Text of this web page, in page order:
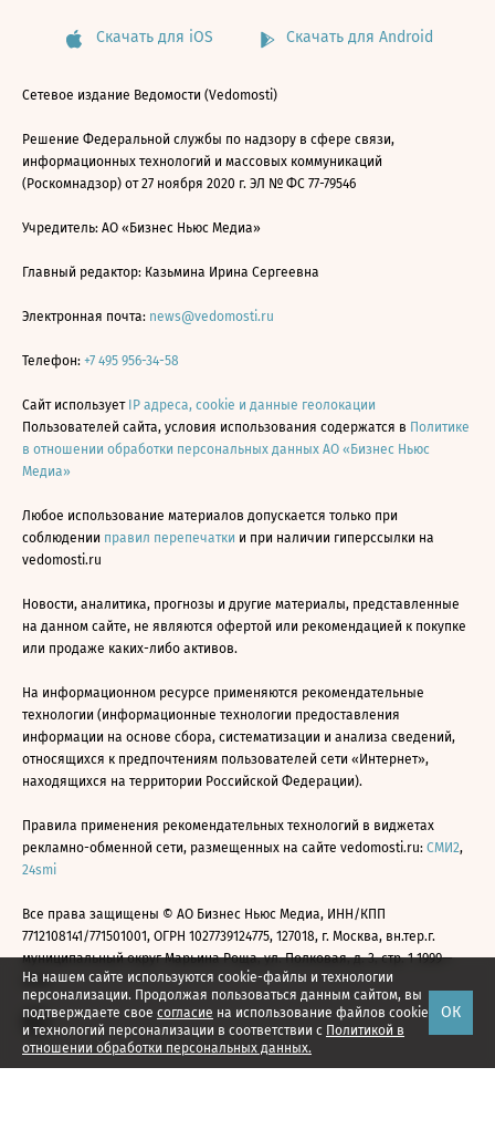
На нашем сайте используются cookie-файлы и технологии
персонализации. Продолжая пользоваться данным сайтом, вы
подтверждаете свое согласие на использование файлов cookie
и технологий персонализации в соответствии с Политикой в
отношении обработки персональных данных.
ОК
Скачать для iOS Скачать для Android
Сетевое издание Ведомости (Vedomosti)
Решение Федеральной службы по надзору в сфере связи,
информационных технологий и массовых коммуникаций
(Роскомнадзор) от 27 ноября 2020 г. ЭЛ № ФС 77-79546
Учредитель: АО «Бизнес Ньюс Медиа»
Главный редактор: Казьмина Ирина Сергеевна
Электронная почта: news@vedomosti.ru
Телефон: +7 495 956-34-58
Сайт использует IP адреса, cookie и данные геолокации
Пользователей сайта, условия использования содержатся в Политике
в отношении обработки персональных данных АО «Бизнес Ньюс
Медиа»
Любое использование материалов допускается только при
соблюдении правил перепечатки и при наличии гиперссылки на
vedomosti.ru
Новости, аналитика, прогнозы и другие материалы, представленные
на данном сайте, не являются офертой или рекомендацией к покупке
или продаже каких-либо активов.
На информационном ресурсе применяются рекомендательные
технологии (информационные технологии предоставления
информации на основе сбора, систематизации и анализа сведений,
относящихся к предпочтениям пользователей сети «Интернет»,
находящихся на территории Российской Федерации).
Правила применения рекомендательных технологий в виджетах
рекламно-обменной сети, размещенных на сайте vedomosti.ru: СМИ2,
24smi
Все права защищены © АО Бизнес Ньюс Медиа, ИНН/КПП
7712108141/771501001, ОГРН 1027739124775, 127018, г. Москва, вн.тер.г.
муниципальный округ Марьина Роща, ул. Полковая, д. 3, стр. 1 1999—
2026